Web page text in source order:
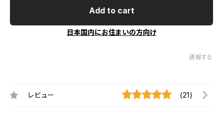
Add to cart
日本国内にお住まいの方向け
通報する
レビュー (21)